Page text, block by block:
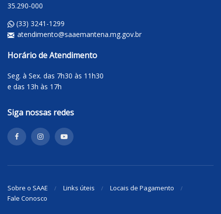
35.290-000
(33) 3241-1299
atendimento@saaemantena.mg.gov.br
Horário de Atendimento
Seg. à Sex. das 7h30 às 11h30
e das 13h às 17h
Siga nossas redes
Sobre o SAAE Links úteis
Locais de Pagamento
Fale Conosco